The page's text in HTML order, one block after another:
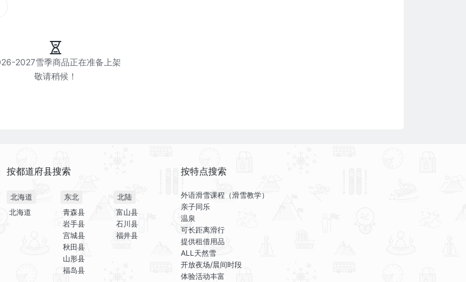
2027雪季商品正在准备上架
按都道府县搜索
北海道
北海道
东北
青森县
岩手县
宫城县
秋田县
山形县
福岛县
北陆
富山县
石川县
福井县
按特点搜索
外语滑雪课程（滑雪教学）
亲子同乐
温泉
可长距离滑行
提供租借用品
ALL天然雪
开放夜场/晨间时段
体验活动丰富